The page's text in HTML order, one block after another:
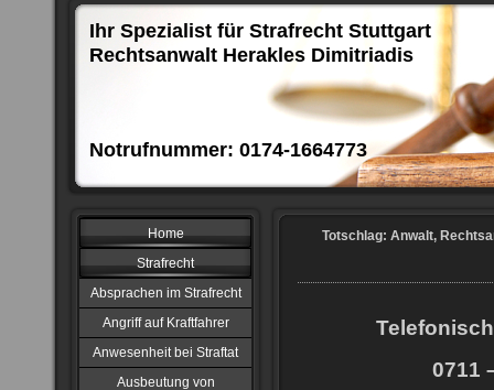
Ihr Spezialist für Strafrecht Stuttgart
Rechtsanwalt Herakles Dimitriadis
Notrufnummer: 0174-1664773
Home
Strafrecht
Absprachen im Strafrecht
Angriff auf Kraftfahrer
Anwesenheit bei Straftat
Ausbeutung von
Totschlag: Anwalt,
0711